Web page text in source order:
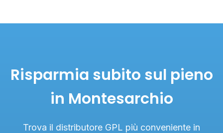
Risparmia subito sul pieno
in Montesarchio
Trova il distributore GPL più conveniente in